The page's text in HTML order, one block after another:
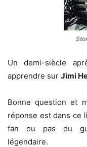
Un demi-siècle
apprendre sur Jimi
Bonne question et
réponse est dans ce
fan ou pas du
légendaire.